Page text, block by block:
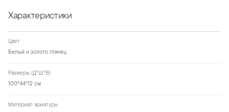
Характеристики
Цвет
Белый и золото глянец
Размеры (Д*Ш*В)
100*44*12 см
Материал арматуры